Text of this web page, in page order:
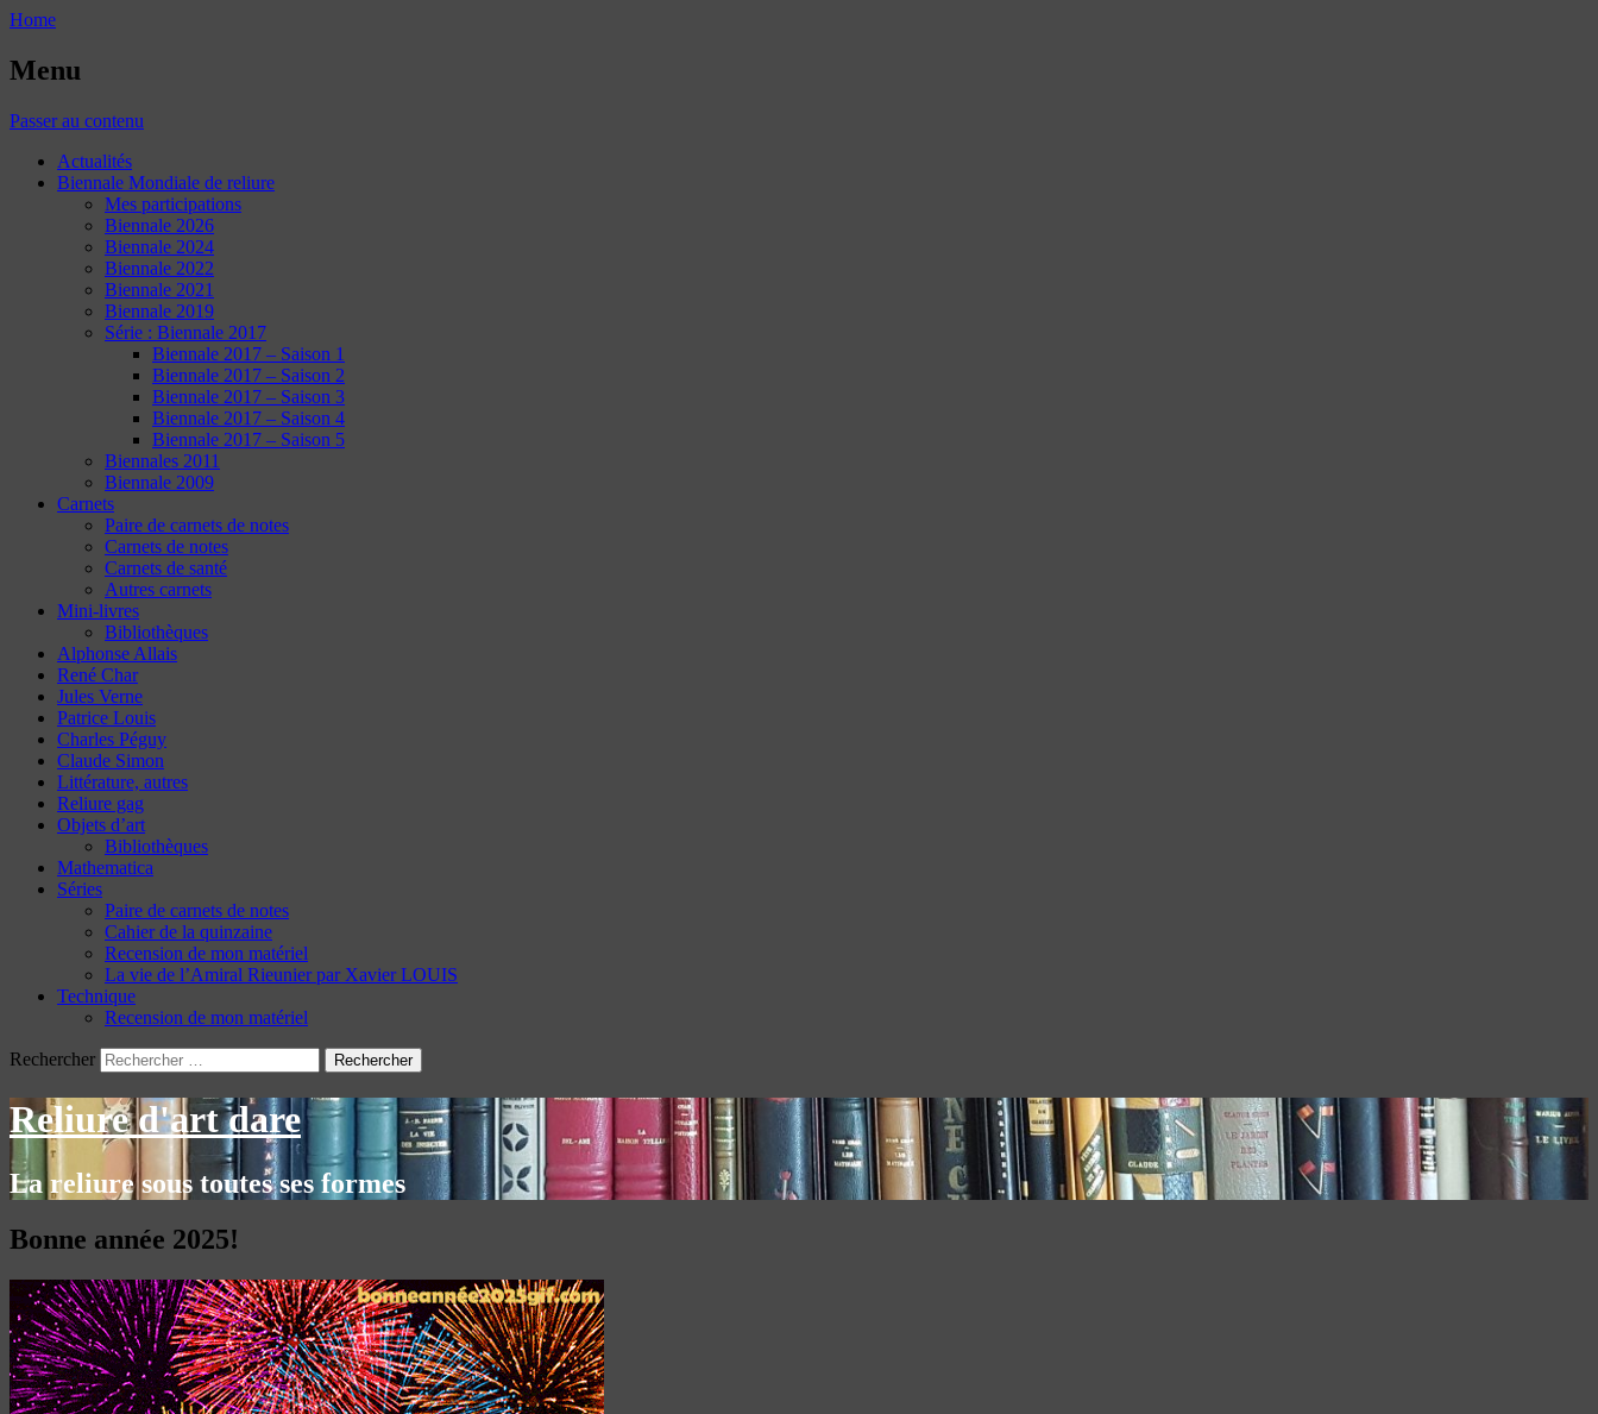
Home
Menu
Passer au contenu
Actualités
Biennale Mondiale de reliure
Mes participations
Biennale 2026
Biennale 2024
Biennale 2022
Biennale 2021
Biennale 2019
Série : Biennale 2017
Biennale 2017 – Saison 1
Biennale 2017 – Saison 2
Biennale 2017 – Saison 3
Biennale 2017 – Saison 4
Biennale 2017 – Saison 5
Biennales 2011
Biennale 2009
Carnets
Paire de carnets de notes
Carnets de notes
Carnets de santé
Autres carnets
Mini-livres
Bibliothèques
Alphonse Allais
René Char
Jules Verne
Patrice Louis
Charles Péguy
Claude Simon
Littérature, autres
Reliure gag
Objets d’art
Bibliothèques
Mathematica
Séries
Paire de carnets de notes
Cahier de la quinzaine
Recension de mon matériel
La vie de l’Amiral Rieunier par Xavier LOUIS
Technique
Recension de mon matériel
Rechercher
Reliure d'art dare
La reliure sous toutes ses formes
Bonne année 2025!